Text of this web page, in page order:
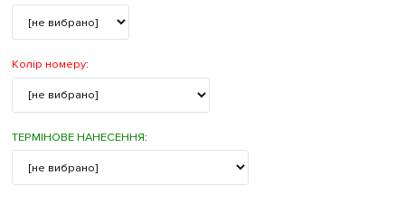
Колір номеру:
ТЕРМІНОВЕ НАНЕСЕННЯ: